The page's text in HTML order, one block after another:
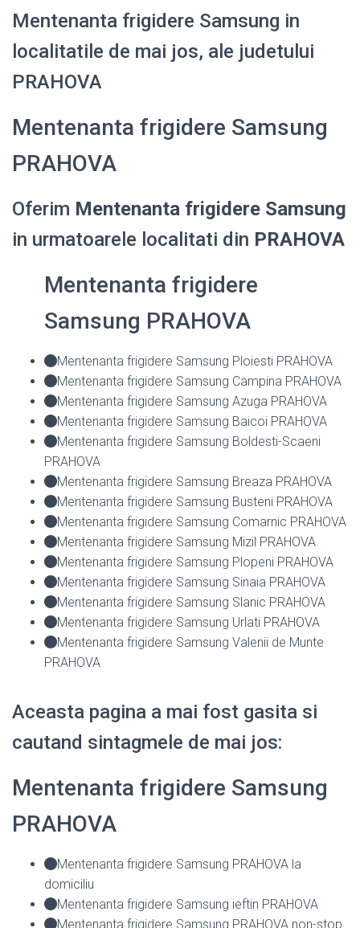
Mentenanta frigidere Samsung in
localitatile de mai jos, ale judetului
PRAHOVA
Mentenanta frigidere Samsung
PRAHOVA
Oferim Mentenanta frigidere Samsung
in urmatoarele localitati din PRAHOVA
Mentenanta frigidere
Samsung PRAHOVA
Mentenanta frigidere Samsung Ploiesti PRAHOVA
Mentenanta frigidere Samsung Campina PRAHOVA
Mentenanta frigidere Samsung Azuga PRAHOVA
Mentenanta frigidere Samsung Baicoi PRAHOVA
Mentenanta frigidere Samsung Boldesti-Scaeni
PRAHOVA
Mentenanta frigidere Samsung Breaza PRAHOVA
Mentenanta frigidere Samsung Busteni PRAHOVA
Mentenanta frigidere Samsung Comarnic PRAHOVA
Mentenanta frigidere Samsung Mizil PRAHOVA
Mentenanta frigidere Samsung Plopeni PRAHOVA
Mentenanta frigidere Samsung Sinaia PRAHOVA
Mentenanta frigidere Samsung Slanic PRAHOVA
Mentenanta frigidere Samsung Urlati PRAHOVA
Mentenanta frigidere Samsung Valenii de Munte
PRAHOVA
Aceasta pagina a mai fost gasita si
cautand sintagmele de mai jos:
Mentenanta frigidere Samsung
PRAHOVA
Mentenanta frigidere Samsung PRAHOVA la
domiciliu
Mentenanta frigidere Samsung ieftin PRAHOVA
Mentenanta frigidere Samsung PRAHOVA non-stop